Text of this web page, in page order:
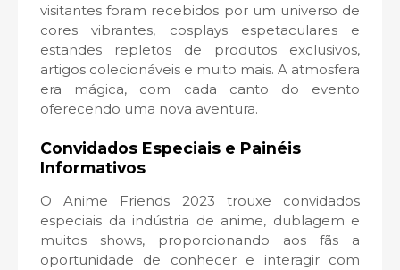
visitantes foram recebidos por um universo de
cores vibrantes, cosplays espetaculares e
estandes repletos de produtos exclusivos,
artigos colecionáveis e muito mais. A atmosfera
era mágica, com cada canto do evento
oferecendo uma nova aventura.
Convidados Especiais e Painéis
Informativos
O Anime Friends 2023 trouxe convidados
especiais da indústria de anime, dublagem e
muitos shows, proporcionando aos fãs a
oportunidade de conhecer e interagir com